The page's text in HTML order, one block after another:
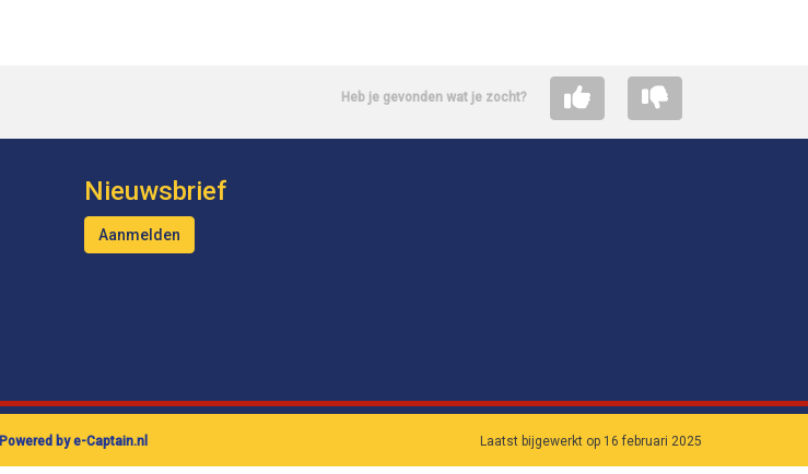
Heb je gevonden wat je zocht?
Nieuwsbrief
Aanmelden
Powered by e-Captain.nl Laatst bijgewerkt op 16 februari 2025